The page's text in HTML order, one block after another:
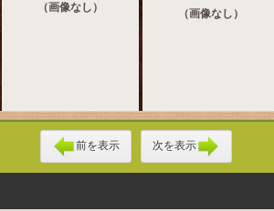
（画像なし） （画像なし）
前を表示 次を表示